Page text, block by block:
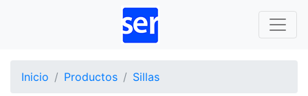
Inicio Productos Sillas